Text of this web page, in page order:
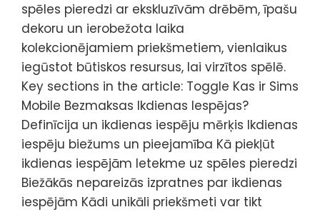
spēles pieredzi ar ekskluzīvām drēbēm, īpašu
dekoru un ierobežota laika
kolekcionējamiem priekšmetiem, vienlaikus
iegūstot būtiskos resursus, lai virzītos spēlē.
Key sections in the article: Toggle Kas ir Sims
Mobile Bezmaksas Ikdienas Iespējas?
Definīcija un ikdienas iespēju mērķis Ikdienas
iespēju biežums un pieejamība Kā piekļūt
ikdienas iespējām Ietekme uz spēles pieredzi
Biežākās nepareizās izpratnes par ikdienas
iespējām Kādi unikāli priekšmeti var tikt